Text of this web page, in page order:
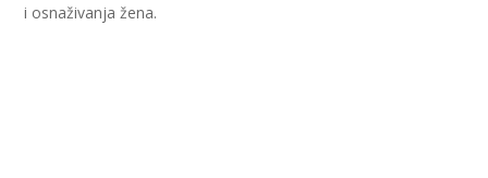
i osnaživanja žena.